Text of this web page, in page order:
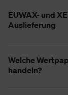
EUWAX- und
Auslieferung
Welche
handeln?